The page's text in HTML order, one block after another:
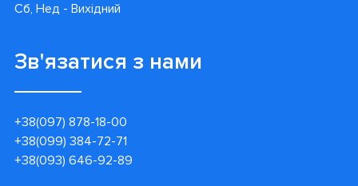
Сб, Нед - Вихідний
Зв'язатися з нами
+38(097) 878-18-00
+38(099) 384-72-71
+38(093) 646-92-89